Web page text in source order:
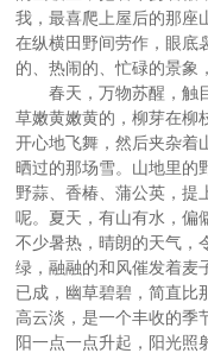
我，最喜爬上屋后的那座
在纵横田野间劳作，眼底
的、热闹的、忙碌的景象
春天，万物苏醒，触
草嫩黄嫩黄的，柳芽在柳
开心地飞舞，然后夹杂着
晒过的那场雪。山地里的
野蒜、香椿、蒲公英，提
呢。夏天，有山有水，偏
不少暑热，晴朗的天气，
绿，融融的和风催发着麦
已成，幽草碧碧，简直比
高云淡，是一个丰收的季
阳一点一点升起，阳光照